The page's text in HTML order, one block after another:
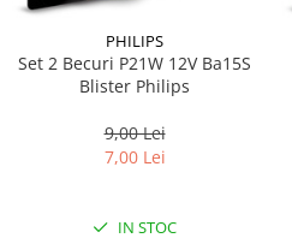
PHILIPS
Set 2 Becuri P21W 12V Ba15S
Blister Philips
9,00 Lei
7,00 Lei
IN STOC